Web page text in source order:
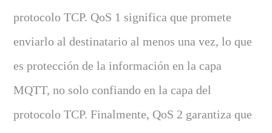
protocolo TCP. QoS 1 significa que promete
enviarlo al destinatario al menos una vez, lo que
es protección de la información en la capa
MQTT, no solo confiando en la capa del
protocolo TCP. Finalmente, QoS 2 garantiza que